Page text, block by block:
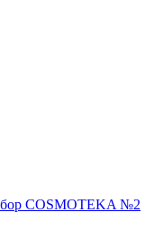
COSMOTEKA №2